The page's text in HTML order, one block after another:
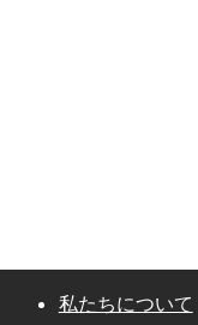
私たちについて